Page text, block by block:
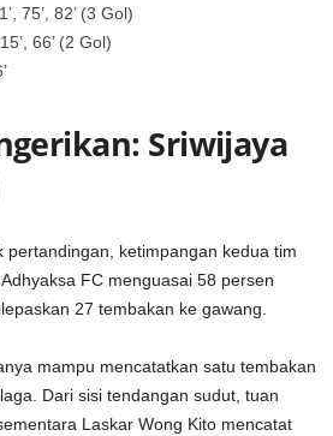
75’, 82’ (3 Gol)
15’, 66’ (2 Gol)
Sriwijaya
pertandingan, ketimpangan kedua tim
FC menguasai 58 persen
27 tembakan ke gawang.
mampu mencatatkan satu tembakan
Dari sisi tendangan sudut, tuan
Laskar Wong Kito mencatat